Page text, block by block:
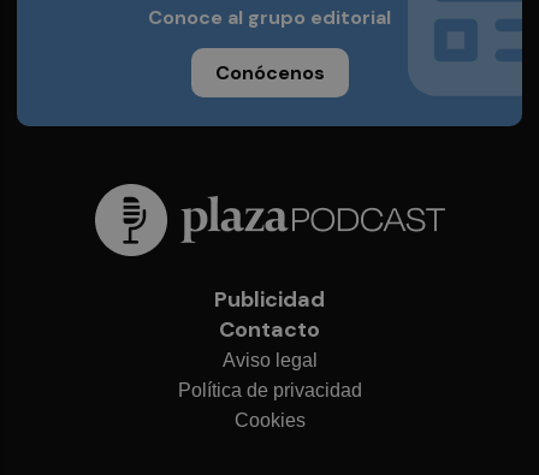
Conoce al grupo editorial
Conócenos
Publicidad
Contacto
Aviso legal
Política de privacidad
Cookies